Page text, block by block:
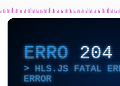
ERRO204
HLS.JS FATAL
ERROR